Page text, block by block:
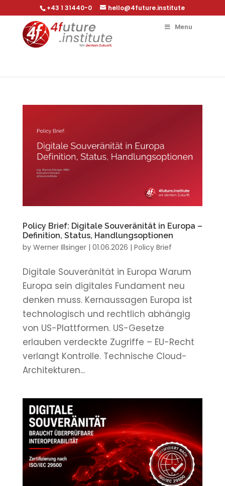
+43 1 31440-0 hello@4future.institute
Menu
Policy Brief: Digitale Souveränität in Europa –
Definition, Status, Handlungsoptionen
by Werner Illsinger| 01.06.2026 | Policy Brief
Digitale Souveränität in Europa Warum
Europa sein digitales Fundament neu
denken muss. Kernaussagen Europa ist
technologisch und rechtlich abhängig
von US-Plattformen. US-Gesetze
erlauben verdeckte Zugriffe – EU-Recht
verlangt Kontrolle. Technische Cloud-
Architekturen...